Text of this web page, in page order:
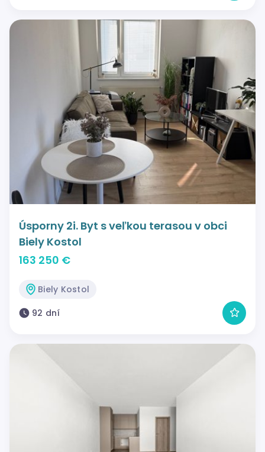
Úsporny 2i. Byt s veľkou terasou v obci
Biely Kostol
163 250 €
Biely Kostol
92 dní